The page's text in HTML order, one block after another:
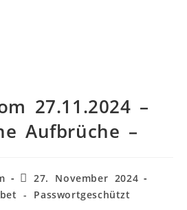
27.11.2024 –
Aufbrüche –
27. November 2024
- Passwortgeschützt